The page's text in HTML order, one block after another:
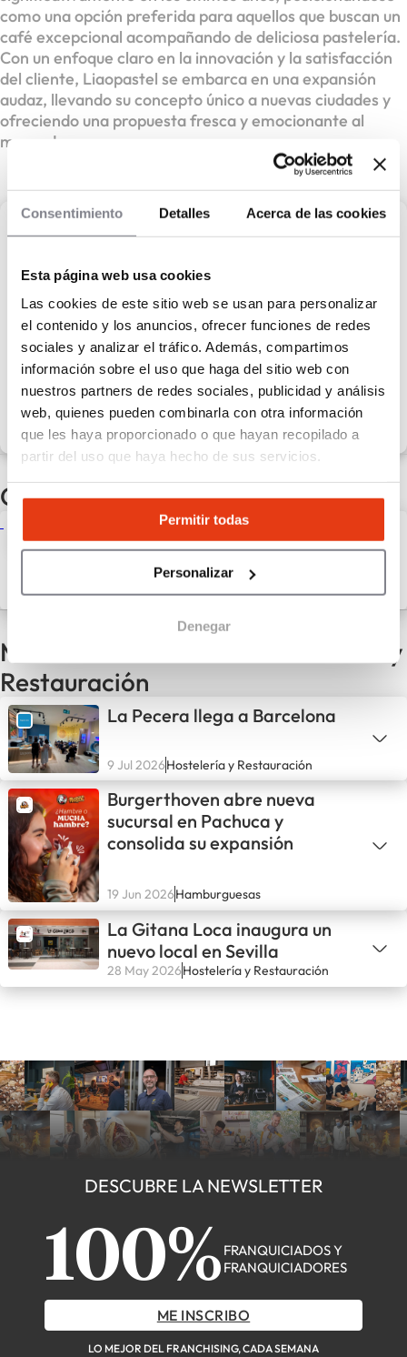
Consentimiento Detalles Acerca de las cookies
Esta página web usa cookies
Las cookies de este sitio web se usan para personalizar
el contenido y los anuncios, ofrecer funciones de redes
sociales y analizar el tráfico. Además, compartimos
información sobre el uso que haga del sitio web con
nuestros partners de redes sociales, publicidad y análisis
web, quienes pueden combinarla con otra información
que les haya proporcionado o que hayan recopilado a
partir del uso que haya hecho de sus servicios.
Permitir todas
Personalizar
Denegar
como una opción preferida para aquellos que buscan un
café excepcional acompañando de deliciosa pastelería.
Con un enfoque claro en la innovación y la satisfacción
del cliente, Liaopastel se embarca en una expansión
audaz, llevando su concepto único a nuevas ciudades y
ofreciendo una propuesta fresca y emocionante al
mercado.
Liaopastel,
Que no te líen
Capital propio :100.000 €
Descubrir la red
Otras noticias de la red Liaopastel
Liaopastel lanza su expansión
en franquicia: 200 unidades en
2029, con el foco en Madrid y
Barcelona
1 Ago 2025Emprender, Historias de
Más noticias del sector Hostelería y
Restauración
La Pecera llega a Barcelona
9 Jul 2026Hostelería y Restauración
Burgerthoven abre nueva
sucursal en Pachuca y
consolida su expansión
19 Jun 2026Hamburguesas
La Gitana Loca inaugura un
nuevo local en Sevilla
28 May 2026Hostelería y Restauración
DESCUBRE LA NEWSLETTER
100% FRANQUICIADOS Y
FRANQUICIADORES
ME INSCRIBO
LO MEJOR DEL FRANCHISING, CADA SEMANA